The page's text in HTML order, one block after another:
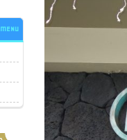
MENU